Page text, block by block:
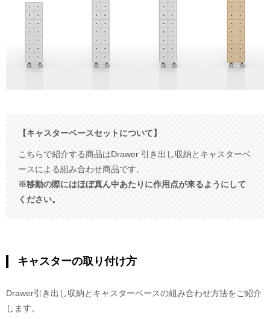
【キャスターベースセットについて】
こちらで紹介する商品はDrawer 引き出し収納とキャスターベ
ースによる組み合わせ商品です。
※移動の際にはほぼ真ん中あたりに作用点が来るようにして
ください。
キャスターの取り付け方
Drawer引き出し収納とキャスターベースの組み合わせ方法をご紹介
します。